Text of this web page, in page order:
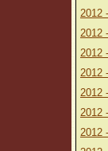
2012
2012
2012
2012
2012
2012
2012